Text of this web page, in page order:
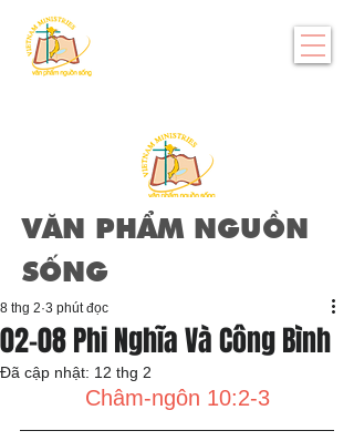
VĂN PHẨM NGUỒN
SỐNG
02-08 Phi Nghĩa Và Công Bình
8 thg 2 3 phút đọc
Đã cập nhật: 12 thg 2
Châm-ngôn 10:2-3